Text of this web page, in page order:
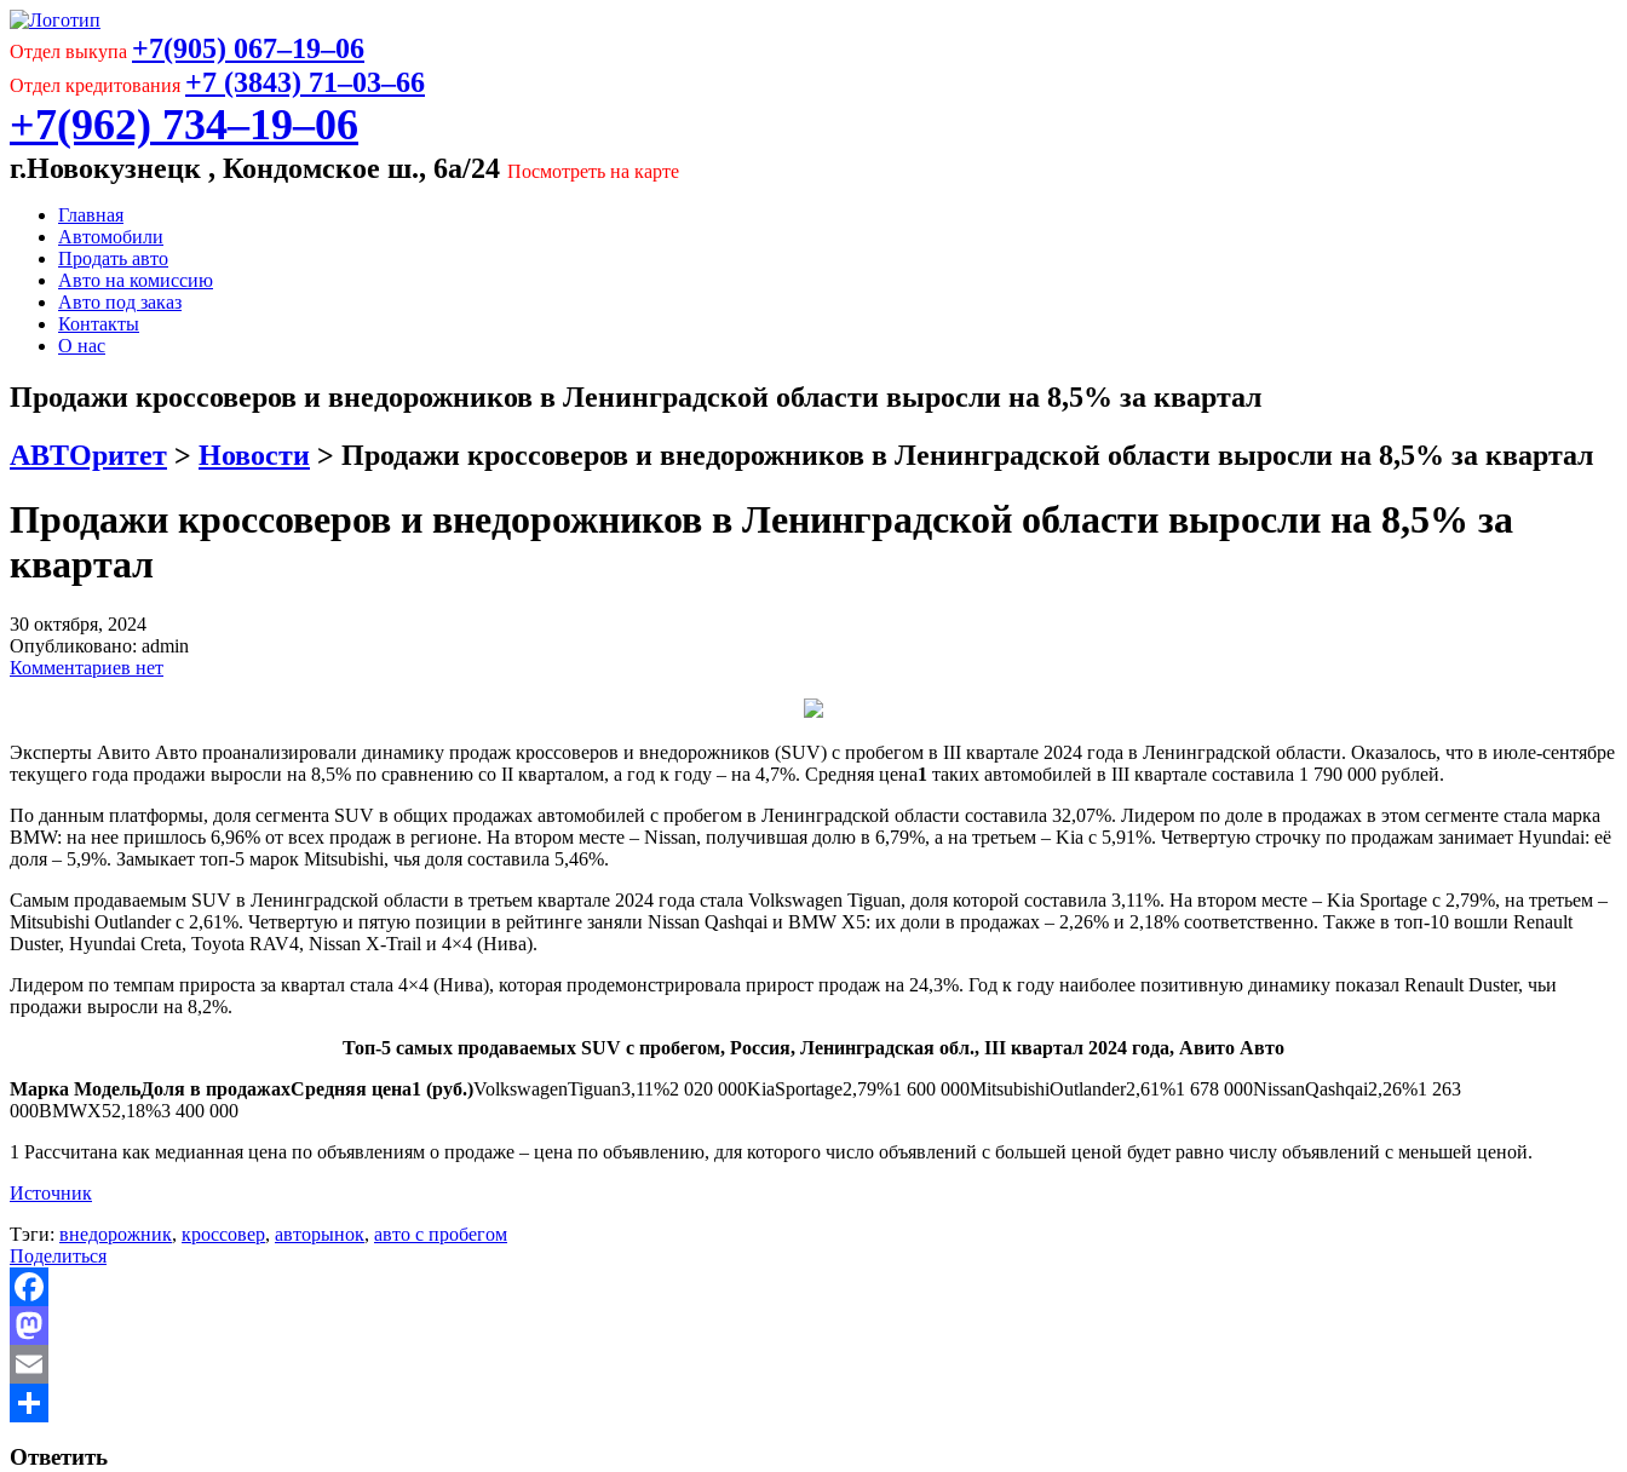
Отдел выкупа +7(905) 067‒19‒06
Отдел кредитования +7 (3843) 71‒03‒66
+7(962) 734‒19‒06
г.Новокузнецк , Кондомское ш., 6а/24 Посмотреть на карте
Главная
Автомобили
Продать авто
Авто на комиссию
Авто под заказ
Контакты
О нас
Продажи кроссоверов и внедорожников в Ленинградской области выросли на 8,5% за квартал
АВТОритет > Новости > Продажи кроссоверов и внедорожников в Ленинградской области выросли на 8,5% за квартал
Продажи кроссоверов и внедорожников в Ленинградской области выросли на 8,5% за
квартал
30 октября, 2024
Опубликовано: admin
Комментариев нет
Эксперты Авито Авто проанализировали динамику продаж кроссоверов и внедорожников (SUV) с пробегом в III квартале 2024 года в Ленинградской области. Оказалось, что в июле-сентябре
текущего года продажи выросли на 8,5% по сравнению со II кварталом, а год к году – на 4,7%. Средняя цена1 таких автомобилей в III квартале составила 1 790 000 рублей.
По данным платформы, доля сегмента SUV в общих продажах автомобилей с пробегом в Ленинградской области составила 32,07%. Лидером по доле в продажах в этом сегменте стала марка
BMW: на нее пришлось 6,96% от всех продаж в регионе. На втором месте – Nissan, получившая долю в 6,79%, а на третьем – Kia с 5,91%. Четвертую строчку по продажам занимает Hyundai: её
доля – 5,9%. Замыкает топ-5 марок Mitsubishi, чья доля составила 5,46%.
Самым продаваемым SUV в Ленинградской области в третьем квартале 2024 года стала Volkswagen Tiguan, доля которой составила 3,11%. На втором месте – Kia Sportage с 2,79%, на третьем –
Mitsubishi Outlander с 2,61%. Четвертую и пятую позиции в рейтинге заняли Nissan Qashqai и BMW X5: их доли в продажах – 2,26% и 2,18% соответственно. Также в топ-10 вошли Renault
Duster, Hyundai Creta, Toyota RAV4, Nissan X-Trail и 4×4 (Нива).
Лидером по темпам прироста за квартал стала 4×4 (Нива), которая продемонстрировала прирост продаж на 24,3%. Год к году наиболее позитивную динамику показал Renault Duster, чьи
продажи выросли на 8,2%.
Топ-5 самых продаваемых SUV с пробегом, Россия, Ленинградская обл., III квартал 2024 года, Авито Авто
Марка МодельДоля в продажахСредняя цена1 (руб.)VolkswagenTiguan3,11%2 020 000KiaSportage2,79%1 600 000MitsubishiOutlander2,61%1 678 000NissanQashqai2,26%1 263
000BMWX52,18%3 400 000
1 Рассчитана как медианная цена по объявлениям о продаже – цена по объявлению, для которого число объявлений с большей ценой будет равно числу объявлений с меньшей ценой.
Источник
Тэги: внедорожник, кроссовер, авторынок, авто с пробегом
Поделиться
Facebook
Mastodon
Email
Ответить